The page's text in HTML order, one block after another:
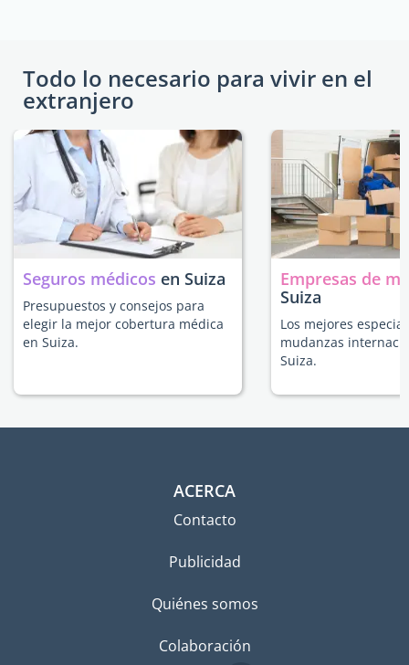
Todo lo necesario para vivir en el
extranjero
Seguros médicos en Suiza
Presupuestos y consejos para
elegir la mejor cobertura médica
en Suiza.
Empresas de
Suiza
Los mejores
mudanzas
Suiza.
ACERCA
Contacto
Publicidad
Quiénes somos
Colaboración